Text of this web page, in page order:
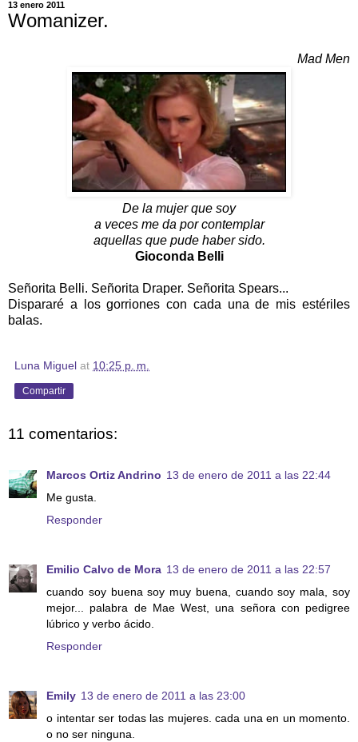
13 enero 2011
Womanizer.
Mad Men
De la mujer que soy
a veces me da por contemplar
aquellas que pude haber sido.
Gioconda Belli
Señorita Belli. Señorita Draper. Señorita Spears...
Dispararé a los gorriones con cada una de mis estériles
balas.
Luna Miguel at 10:25 p. m.
Compartir
11 comentarios:
Marcos Ortiz Andrino 13 de enero de 2011 a las 22:44
Me gusta.
Responder
Emilio Calvo de Mora 13 de enero de 2011 a las 22:57
cuando soy buena soy muy buena, cuando soy mala, soy
mejor... palabra de Mae West, una señora con pedigree
lúbrico y verbo ácido.
Responder
Emily 13 de enero de 2011 a las 23:00
o intentar ser todas las mujeres. cada una en un momento.
o no ser ninguna.